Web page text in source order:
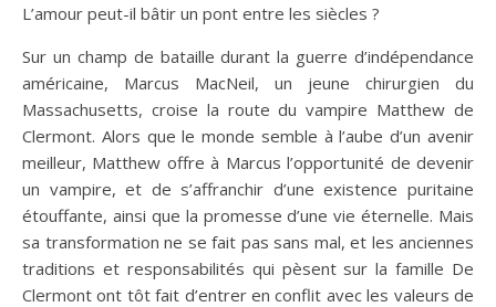
L’amour peut-il bâtir un pont entre les siècles ?
Sur un champ de bataille durant la guerre d’indépendance
américaine, Marcus MacNeil, un jeune chirurgien du
Massachusetts, croise la route du vampire Matthew de
Clermont. Alors que le monde semble à l’aube d’un avenir
meilleur, Matthew offre à Marcus l’opportunité de devenir
un vampire, et de s’affranchir d’une existence puritaine
étouffante, ainsi que la promesse d’une vie éternelle. Mais
sa transformation ne se fait pas sans mal, et les anciennes
traditions et responsabilités qui pèsent sur la famille De
Clermont ont tôt fait d’entrer en conflit avec les valeurs de